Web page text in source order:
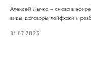
Алексей Лычко – снова в
виды, договоры, лайфхаки и
31.07.2025